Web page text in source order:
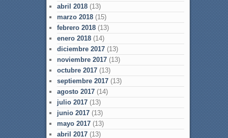
abril 2018(13)
marzo 2018(15)
febrero 2018(13)
enero 2018(14)
diciembre 2017(13)
noviembre 2017(13)
octubre 2017(13)
septiembre 2017(13)
agosto 2017(14)
julio 2017(13)
junio 2017(13)
mayo 2017(13)
abril 2017(13)